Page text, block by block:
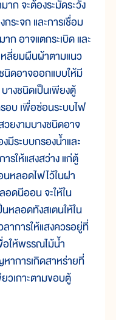
ก จะต้องระมัดระวัง
ระจก และการเชื่อม
ก อาจแตกระเบิด และ
หลี่ยมผืนผ้าตามแนว
นิดอาจออกแบบให้มี
างชนิดเป็นเพียงตู้
อบ เพื่อซ่อนระบบไฟ
วยงามบางชนิดอาจ
มีระบบกรองน้ำและ
รให้แสงสว่าง แก่ตู้
นหลอดไฟไว้ในฝา
อดนีออน จะให้ใน
หลอดทังสเตนให้ใน
าการให้แสงควรอยู่ที่
ให้พรรณไม้น้ำ
าการเกิดสาหร่ายที่
วเกาะตามขอบตู้